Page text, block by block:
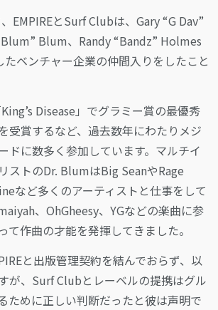
EMPIREとSurf Clubは、Gary “G Dav”
Blum” Blum、Randy “Bandz” Holmes
ベンチャー企業の仲間入りをしたこと
Disease」でグラミー賞の最優秀
受賞するなど、過去数年にわたりメジ
ドに数多く参加しています。マルチイ
ストのDr. BlumはBig SeanやRage
など多くのアーティストと仕事をして
、OhGheesy、YGなどの楽曲に参
て作曲の才能を発揮してきました。
と出版管理契約を結んでおらず、以
が、Surf Clubとレーベルの提携はグル
ために正しい判断だったと彼は声明で